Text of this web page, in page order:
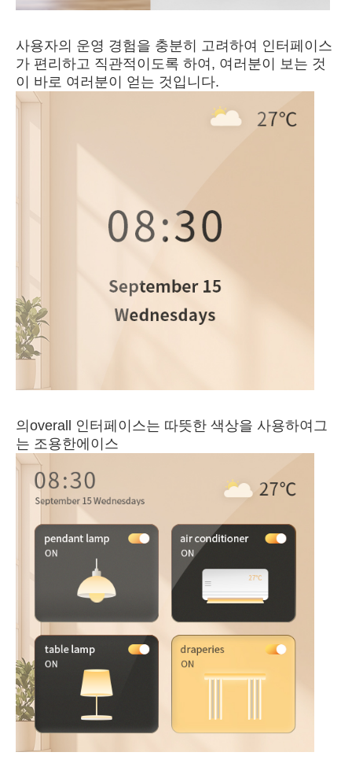
사용자의 운영 경험을 충분히 고려하여 인터페이스
가 편리하고 직관적이도록 하여, 여러분이 보는 것
이 바로 여러분이 얻는 것입니다.
의overall 인터페이스는 따뜻한 색상을 사용하여 그
는 조용한에이스